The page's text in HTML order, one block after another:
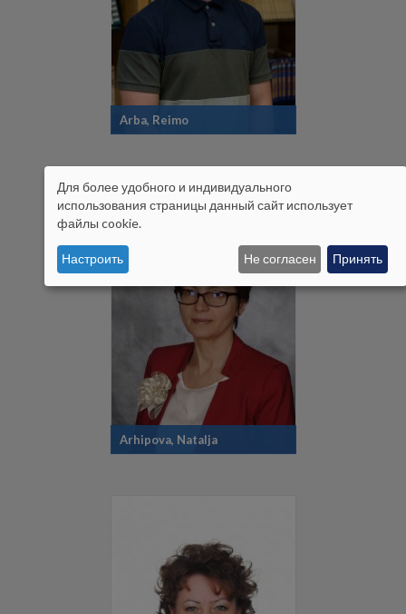
Arba, Reimo
Arhipova, Natalja
ISIKUANDMETE
JA
KÜPSISTE
KASUTAMINE
Для более удобного и индивидуального
использования страницы данный сайт использует
файлы cookie.
Настроить Не согласен Принять